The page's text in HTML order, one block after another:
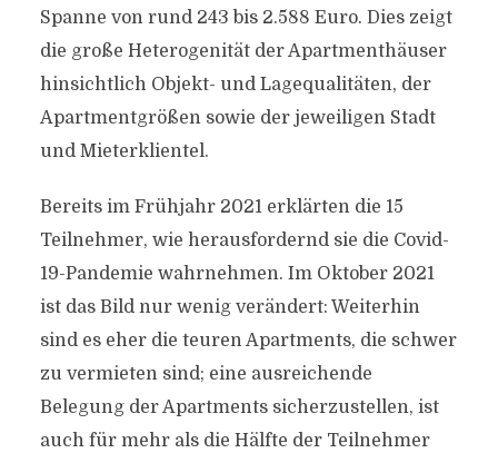
Spanne von rund 243 bis 2.588 Euro. Dies zeigt
die große Heterogenität der Apartmenthäuser
hinsichtlich Objekt- und Lagequalitäten, der
Apartmentgrößen sowie der jeweiligen Stadt
und Mieterklientel.
Bereits im Frühjahr 2021 erklärten die 15
Teilnehmer, wie herausfordernd sie die Covid-
19-Pandemie wahrnehmen. Im Oktober 2021
ist das Bild nur wenig verändert: Weiterhin
sind es eher die teuren Apartments, die schwer
zu vermieten sind; eine ausreichende
Belegung der Apartments sicherzustellen, ist
auch für mehr als die Hälfte der Teilnehmer